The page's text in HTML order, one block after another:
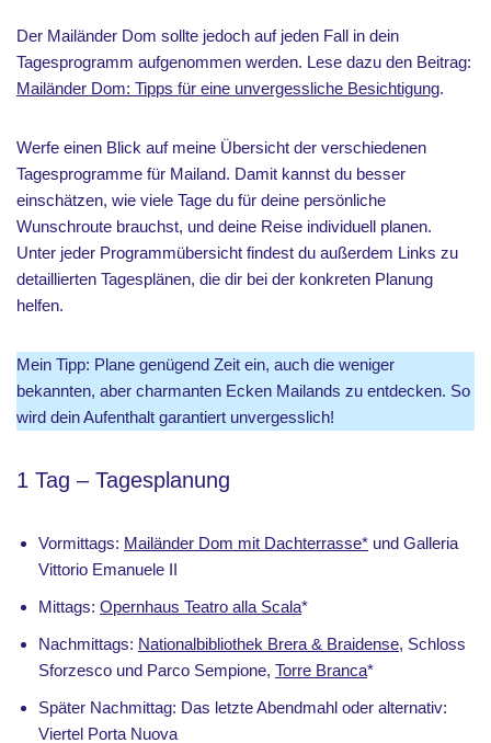
Der Mailänder Dom sollte jedoch auf jeden Fall in dein
Tagesprogramm aufgenommen werden. Lese dazu den Beitrag:
Mailänder Dom: Tipps für eine unvergessliche Besichtigung.
Werfe einen Blick auf meine Übersicht der verschiedenen
Tagesprogramme für Mailand. Damit kannst du besser
einschätzen, wie viele Tage du für deine persönliche
Wunschroute brauchst, und deine Reise individuell planen.
Unter jeder Programmübersicht findest du außerdem Links zu
detaillierten Tagesplänen, die dir bei der konkreten Planung
helfen.
Mein Tipp: Plane genügend Zeit ein, auch die weniger
bekannten, aber charmanten Ecken Mailands zu entdecken. So
wird dein Aufenthalt garantiert unvergesslich!
1 Tag – Tagesplanung
Vormittags: Mailänder Dom mit Dachterrasse* und Galleria
Vittorio Emanuele II
Mittags: Opernhaus Teatro alla Scala*
Nachmittags: Nationalbibliothek Brera & Braidense, Schloss
Sforzesco und Parco Sempione, Torre Branca*
Später Nachmittag: Das letzte Abendmahl oder alternativ:
Viertel Porta Nuova